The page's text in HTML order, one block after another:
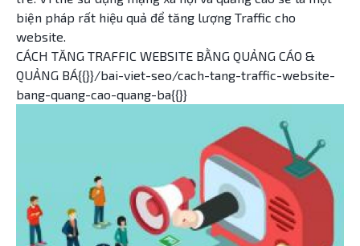
biện pháp rất hiệu quả để tăng lượng Traffic cho
website.
CÁCH TĂNG TRAFFIC WEBSITE BẰNG QUẢNG CÁO &
QUẢNG BÁ{{}}/bai-viet-seo/cach-tang-traffic-website-
bang-quang-cao-quang-ba{{}}